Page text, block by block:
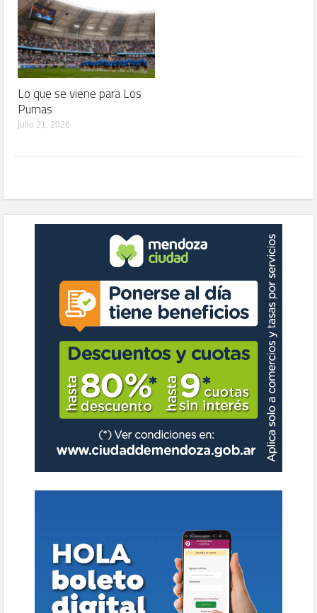
Lo que se viene para Los
Pumas
julio 21, 2026